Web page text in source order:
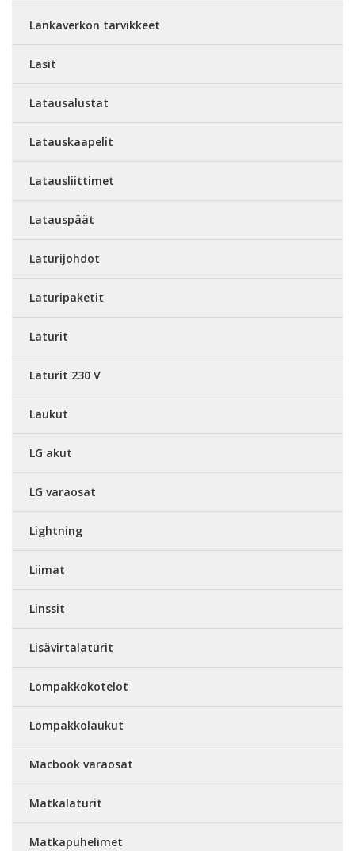
Lankaverkon tarvikkeet
Lasit
Latausalustat
Latauskaapelit
Latausliittimet
Latauspäät
Laturijohdot
Laturipaketit
Laturit
Laturit 230 V
Laukut
LG akut
LG varaosat
Lightning
Liimat
Linssit
Lisävirtalaturit
Lompakkokotelot
Lompakkolaukut
Macbook varaosat
Matkalaturit
Matkapuhelimet